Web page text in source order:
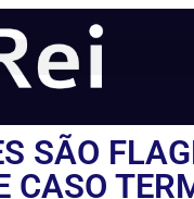
SÃO
CASO